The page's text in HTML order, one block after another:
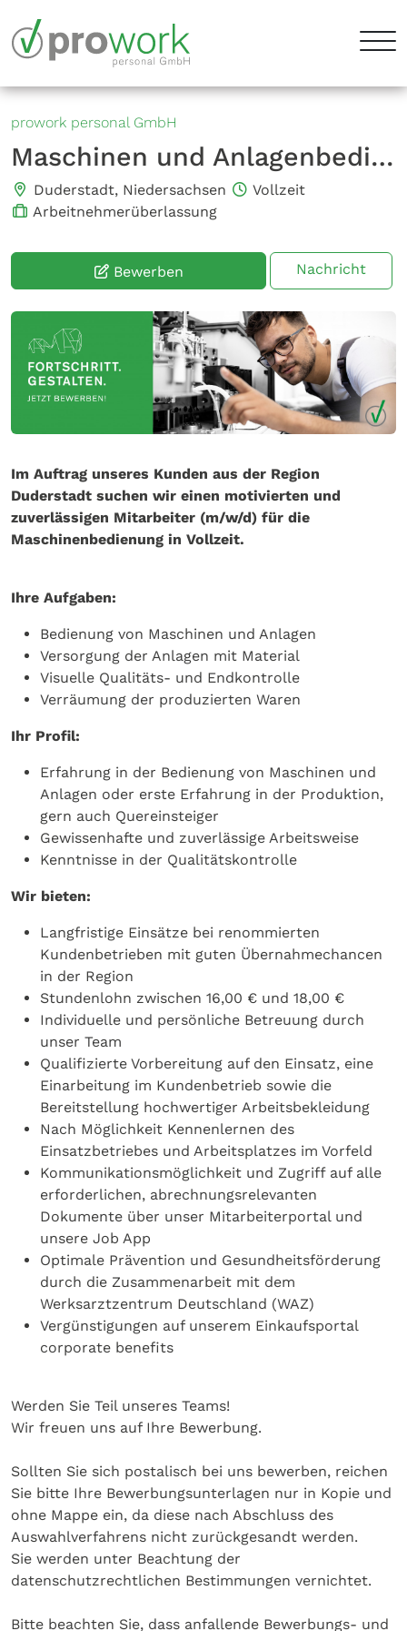
prowork personal GmbH
Maschinen und Anlagenbediener (m/w/d)
Duderstadt, Niedersachsen
Vollzeit
Arbeitnehmerüberlassung
Bewerben Nachricht
Im Auftrag unseres Kunden aus der Region
Duderstadt suchen wir einen motivierten und
zuverlässigen Mitarbeiter (m/w/d) für die
Maschinenbedienung in Vollzeit.
Ihre Aufgaben:
Bedienung von Maschinen und Anlagen
Versorgung der Anlagen mit Material
Visuelle Qualitäts- und Endkontrolle
Verräumung der produzierten Waren
Ihr Profil:
Erfahrung in der Bedienung von Maschinen und
Anlagen oder erste Erfahrung in der Produktion,
gern auch Quereinsteiger
Gewissenhafte und zuverlässige Arbeitsweise
Kenntnisse in der Qualitätskontrolle
Wir bieten:
Langfristige Einsätze bei renommierten
Kundenbetrieben mit guten Übernahmechancen
in der Region
Stundenlohn zwischen 16,00 € und 18,00 €
Individuelle und persönliche Betreuung durch
unser Team
Qualifizierte Vorbereitung auf den Einsatz, eine
Einarbeitung im Kundenbetrieb sowie die
Bereitstellung hochwertiger Arbeitsbekleidung
Nach Möglichkeit Kennenlernen des
Einsatzbetriebes und Arbeitsplatzes im Vorfeld
Kommunikationsmöglichkeit und Zugriff auf alle
erforderlichen, abrechnungsrelevanten
Dokumente über unser Mitarbeiterportal und
unsere Job App
Optimale Prävention und Gesundheitsförderung
durch die Zusammenarbeit mit dem
Werksarztzentrum Deutschland (WAZ)
Vergünstigungen auf unserem Einkaufsportal
corporate benefits
Werden Sie Teil unseres Teams!
Wir freuen uns auf Ihre Bewerbung.
Sollten Sie sich postalisch bei uns bewerben, reichen
Sie bitte Ihre Bewerbungsunterlagen nur in Kopie und
ohne Mappe ein, da diese nach Abschluss des
Auswahlverfahrens nicht zurückgesandt werden.
Sie werden unter Beachtung der
datenschutzrechtlichen Bestimmungen vernichtet.
Bitte beachten Sie, dass anfallende Bewerbungs- und